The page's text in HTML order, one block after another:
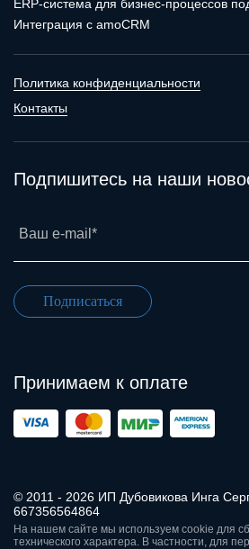
ERP-система для бизнес-процессов
Интеграция с amoCRM
Политика конфиденциальности
Контакты
Подпишитесь на наши
Ваш e-mail*
Подписаться
Принимаем к оплате
© 2011 - 2026 ИП Дубовикова Инга
667356564864
На нашем сайте мы используем cookie для
технического характера. В частности, для